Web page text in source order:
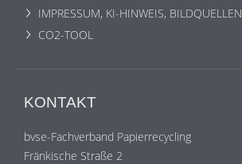
IMPRESSUM, KI-HINWEIS, BILDQUELLEN
CO2-TOOL
KONTAKT
bvse-Fachverband Papierrecycling
Fränkische Straße 2